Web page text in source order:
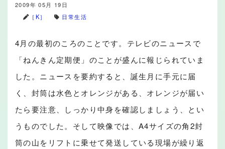
2009年 05月 19日
［K］
日常生活
4月の最初のころのことです。テレビのニュースで
「ねんきん定期便」のことが盛んに報じられていま
した。ニュースを要約すると、誕生月に手元に届
く、封筒は水色とオレンジがある、オレンジが届い
たら要注意、しっかり中身を確認しましょう、とい
うものでした。そして映像では、A4サイズの角2封
筒の山をリフトに乗せて発送している現場が繰り返